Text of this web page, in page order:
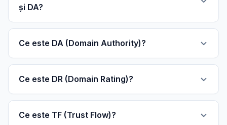
și DA?
Ce este DA (Domain Authority)?
Ce este DR (Domain Rating)?
Ce este TF (Trust Flow)?